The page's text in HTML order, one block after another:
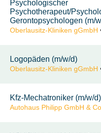
Psychologischer
Psychotherapeut/
Gerontopsychologen (m/
Oberlausitz-Kliniken gGmbH
Logopäden (m/w/d)
Oberlausitz-Kliniken gGmbH
Kfz-Mechatroniker (m/w/d)
Autohaus Philipp GmbH &